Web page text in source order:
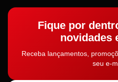
Fique por
novidades
Receba lançamentos,
seu e-